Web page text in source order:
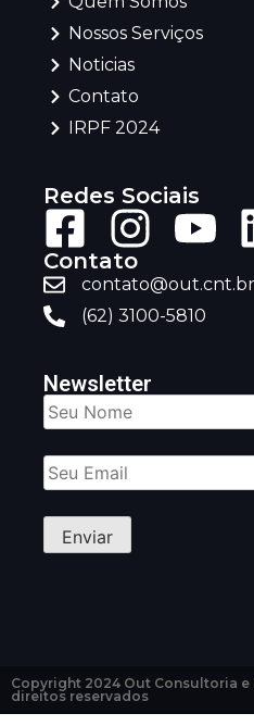
Nossos Serviços
Noticias
Contato
IRPF 2024
Redes Sociais
Contato
contato@out.cnt.br
(62) 3100-5810
Newsletter
Copyright 2024 Out Consultoria
direitos reservados